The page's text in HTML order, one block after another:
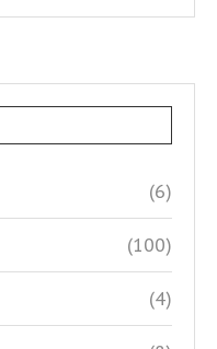
(6)
(100)
(4)